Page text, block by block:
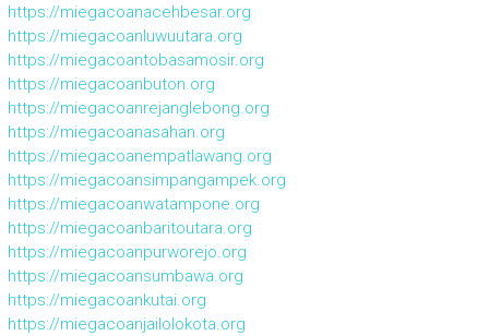
https://miegacoanacehbesar.org
https://miegacoanluwuutara.org
https://miegacoantobasamosir.org
https://miegacoanbuton.org
https://miegacoanrejanglebong.org
https://miegacoanasahan.org
https://miegacoanempatlawang.org
https://miegacoansimpangampek.org
https://miegacoanwatampone.org
https://miegacoanbaritoutara.org
https://miegacoanpurworejo.org
https://miegacoansumbawa.org
https://miegacoankutai.org
https://miegacoanjailolokota.org